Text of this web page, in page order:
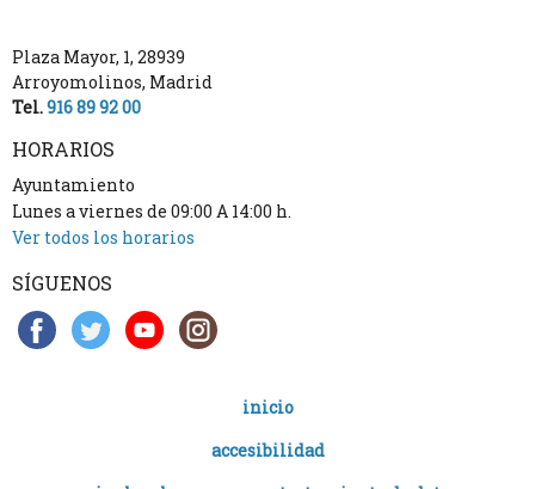
Plaza Mayor, 1, 28939
Arroyomolinos, Madrid
Tel.916 89 92 00
HORARIOS
Ayuntamiento
Lunes a viernes de 09:00 A 14:00 h.
Ver todos los horarios
SÍGUENOS
inicio
accesibilidad